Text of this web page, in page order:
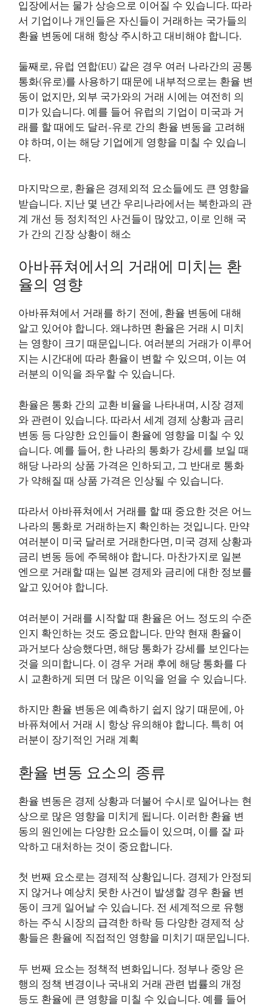
입장에서는 물가 상승으로 이어질 수 있습니다. 따라
서 기업이나 개인들은 자신들이 거래하는 국가들의
환율 변동에 대해 항상 주시하고 대비해야 합니다.
둘째로, 유럽 연합(EU) 같은 경우 여러 나라간의 공통
통화(유로)를 사용하기 때문에 내부적으로는 환율 변
동이 없지만, 외부 국가와의 거래 시에는 여전히 의
미가 있습니다. 예를 들어 유럽의 기업이 미국과 거
래를 할 때에도 달러-유로 간의 환율 변동을 고려해
야 하며, 이는 해당 기업에게 영향을 미칠 수 있습니
다.
마지막으로, 환율은 경제외적 요소들에도 큰 영향을
받습니다. 지난 몇 년간 우리나라에서는 북한과의 관
계 개선 등 정치적인 사건들이 많았고, 이로 인해 국
가 간의 긴장 상황이 해소
아바퓨쳐에서의 거래에 미치는 환
율의 영향
아바퓨쳐에서 거래를 하기 전에, 환율 변동에 대해
알고 있어야 합니다. 왜냐하면 환율은 거래 시 미치
는 영향이 크기 때문입니다. 여러분의 거래가 이루어
지는 시간대에 따라 환율이 변할 수 있으며, 이는 여
러분의 이익을 좌우할 수 있습니다.
환율은 통화 간의 교환 비율을 나타내며, 시장 경제
와 관련이 있습니다. 따라서 세계 경제 상황과 금리
변동 등 다양한 요인들이 환율에 영향을 미칠 수 있
습니다. 예를 들어, 한 나라의 통화가 강세를 보일 때
해당 나라의 상품 가격은 인하되고, 그 반대로 통화
가 약해질 때 상품 가격은 인상될 수 있습니다.
따라서 아바퓨쳐에서 거래를 할 때 중요한 것은 어느
나라의 통화로 거래하는지 확인하는 것입니다. 만약
여러분이 미국 달러로 거래한다면, 미국 경제 상황과
금리 변동 등에 주목해야 합니다. 마찬가지로 일본
엔으로 거래할 때는 일본 경제와 금리에 대한 정보를
알고 있어야 합니다.
여러분이 거래를 시작할 때 환율은 어느 정도의 수준
인지 확인하는 것도 중요합니다. 만약 현재 환율이
과거보다 상승했다면, 해당 통화가 강세를 보인다는
것을 의미합니다. 이 경우 거래 후에 해당 통화를 다
시 교환하게 되면 더 많은 이익을 얻을 수 있습니다.
하지만 환율 변동은 예측하기 쉽지 않기 때문에, 아
바퓨쳐에서 거래 시 항상 유의해야 합니다. 특히 여
러분이 장기적인 거래 계획
환율 변동 요소의 종류
환율 변동은 경제 상황과 더불어 수시로 일어나는 현
상으로 많은 영향을 미치게 됩니다. 이러한 환율 변
동의 원인에는 다양한 요소들이 있으며, 이를 잘 파
악하고 대처하는 것이 중요합니다.
첫 번째 요소로는 경제적 상황입니다. 경제가 안정되
지 않거나 예상치 못한 사건이 발생할 경우 환율 변
동이 크게 일어날 수 있습니다. 전 세계적으로 유행
하는 주식 시장의 급격한 하락 등 다양한 경제적 상
황들은 환율에 직접적인 영향을 미치기 때문입니다.
두 번째 요소는 정책적 변화입니다. 정부나 중앙 은
행의 정책 변경이나 국내외 거래 관련 법률의 개정
등도 환율에 큰 영향을 미칠 수 있습니다. 예를 들어